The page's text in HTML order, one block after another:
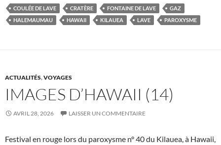
COULÉE DE LAVE CRATÈRE FONTAINE DE LAVE
GAZ
HALEMAUMAU
HAWAII KILAUEA LAVE PAROXYSME
ACTUALITÉS,VOYAGES
IMAGES D’HAWAII (14)
AVRIL 28, 2026 LAISSER UN COMMENTAIRE
Festival en rouge lors du paroxysme n° 40 du Kilauea, à Hawaii,